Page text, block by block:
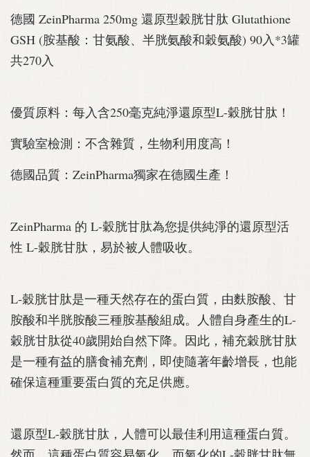
德國 ZeinPharma 250mg 還原型穀胱甘肽 Glutathione
GSH (胺基酸：甘氨酸、半胱氨酸和穀氨酸) 90入*3罐
共270入
優質原料：每入含250毫克純淨還原型L-穀胱甘肽！
實驗室檢測：不含雜質，生物利用度高！
德國品質：ZeinPharma獨家在德國生產！
ZeinPharma 的 L-穀胱甘肽為您提供純淨的還原型活
性 L-穀胱甘肽，易於被人體吸收。
L-穀胱甘肽是一種天然存在的蛋白質，由麩胺酸、甘
胺酸和半胱胺酸三種胺基酸組成。人體自身產生的L-
穀胱甘肽從40歲開始自然下降。因此，補充穀胱甘肽
是一種有益的膳食補充劑，即使隨著年齡增長，也能
確保這種重要蛋白質的充足供應。
還原型L-穀胱甘肽，人體可以最佳利用這種蛋白質。